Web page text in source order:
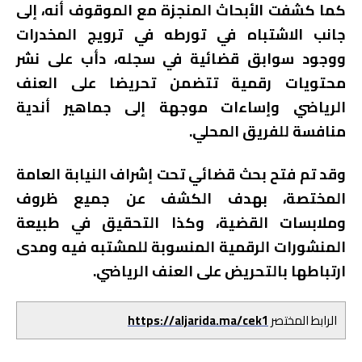
كما كشفت الأبحاث المنجزة مع الموقوف أنه، إلى
جانب الاشتباه في تورطه في ترويج المخدرات
ووجود سوابق قضائية في سجله، دأب على نشر
محتويات رقمية تتضمن تحريضا على العنف
الرياضي وإساءات موجهة إلى جماهير أندية
منافسة للفريق المحلي.
وقد تم فتح بحث قضائي تحت إشراف النيابة العامة
المختصة، بهدف الكشف عن جميع ظروف
وملابسات القضية، وكذا التحقيق في طبيعة
المنشورات الرقمية المنسوبة للمشتبه فيه ومدى
ارتباطها بالتحريض على العنف الرياضي.
الرابط المختصرhttps://aljarida.ma/cek1